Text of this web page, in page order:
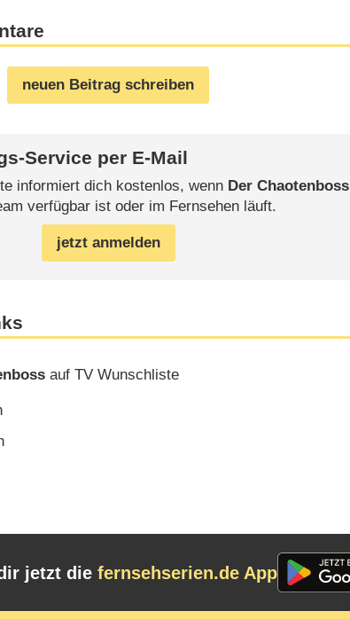
neuen Beitrag schreiben
Service per E-Mail
informiert dich kostenlos, wenn Der Chaotenboss
verfügbar ist oder im Fernsehen läuft.
jetzt anmelden
auf TV Wunschliste
jetzt die fernsehserien.de App